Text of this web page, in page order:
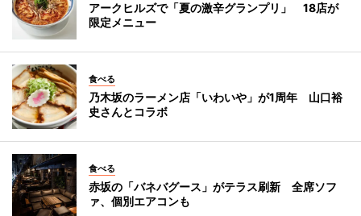
アークヒルズで「夏の激辛グランプリ」 18店が
限定メニュー
食べる
乃木坂のラーメン店「いわいや」が1周年 山口裕
史さんとコラボ
食べる
赤坂の「バネバグース」がテラス刷新 全席ソフ
ァ、個別エアコンも